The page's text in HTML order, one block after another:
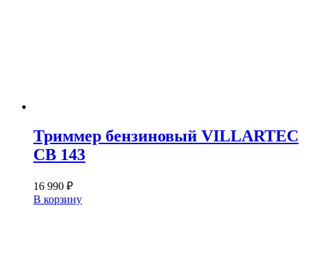
Триммер бензиновый VILLARTEC
CB 143
16 990 ₽
В корзину